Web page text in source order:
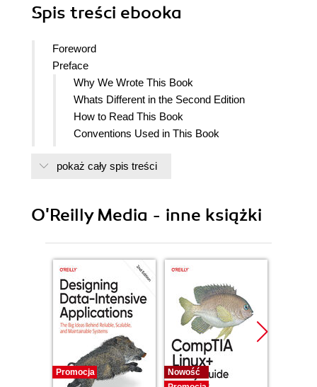
Spis treści ebooka
Foreword
Preface
Why We Wrote This Book
Whats Different in the Second Edition
How to Read This Book
Conventions Used in This Book
OReilly Online Learning
Acknowledgments for the Second Edition
The Origins of Observability
Applying Observability to Software Systems
Properties of Software Dependability
Observability is a Property of
Dependable Software
How Observable is Your Software?
Two Competing Models for Telemetry: Three
pokaż cały spis treści
O'Reilly Media - inne książki
Promocja
Nowość